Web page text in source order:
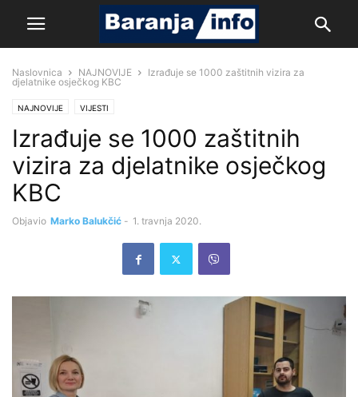
Naslovnica NAJNOVIJE
Izrađuje se 1000 zaštitnih vizira za
djelatnike osječkog KBC
NAJNOVIJE VIJESTI
Izrađuje se 1000 zaštitnih
vizira za djelatnike osječkog
KBC
Objavio Marko Balukčić - 1. travnja 2020.